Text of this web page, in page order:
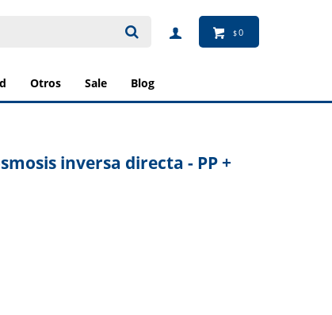
otros sale blog
$0
inversa directa - PP +